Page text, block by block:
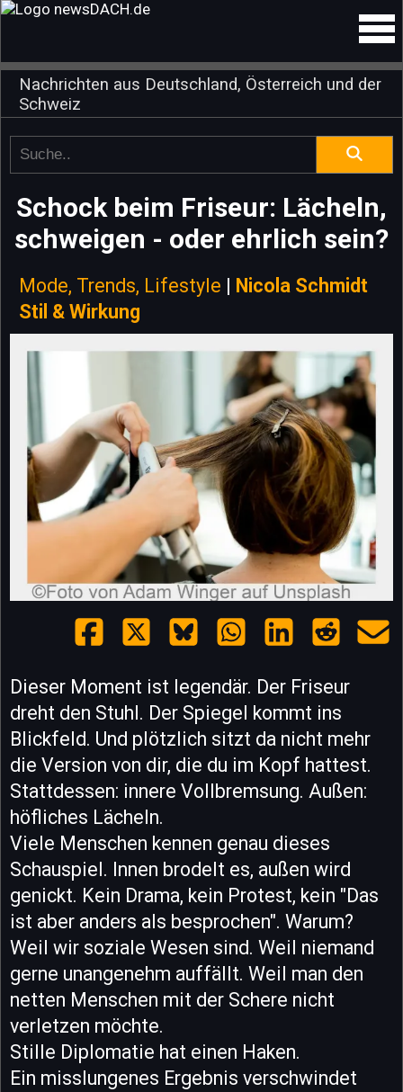
Nachrichten aus Deutschland, Österreich und der
Schweiz
Schock beim Friseur: Lächeln,
schweigen - oder ehrlich sein?
Mode, Trends, Lifestyle | Nicola Schmidt
Stil & Wirkung
Dieser Moment ist legendär. Der Friseur
dreht den Stuhl. Der Spiegel kommt ins
Blickfeld. Und plötzlich sitzt da nicht mehr
die Version von dir, die du im Kopf hattest.
Stattdessen: innere Vollbremsung. Außen:
höfliches Lächeln.
Viele Menschen kennen genau dieses
Schauspiel. Innen brodelt es, außen wird
genickt. Kein Drama, kein Protest, kein "Das
ist aber anders als besprochen". Warum?
Weil wir soziale Wesen sind. Weil niemand
gerne unangenehm auffällt. Weil man den
netten Menschen mit der Schere nicht
verletzen möchte.
Stille Diplomatie hat einen Haken.
Ein misslungenes Ergebnis verschwindet